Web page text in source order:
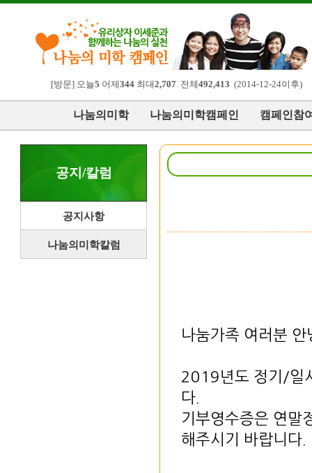
[방문] 오늘5 어제 344최대 2,707전체 492,413 (2014-12-24이후)
나눔의미학 나눔의미학캠페인 캠페인참
공지/칼럼
공지사항
나눔의미학칼럼
나눔가족 여러분 안
2019년도 정기/일
다.
기부영수증은 연말
해주시기 바랍니다.